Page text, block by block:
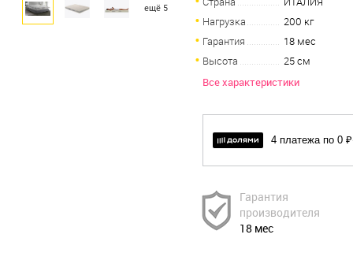
ещё 5
Нагрузка
200 кг
Гарантия
18 мес
Высота
25 см
Все характеристики
4 платежа по 0 ₽
Гарантия
производителя
18 мес